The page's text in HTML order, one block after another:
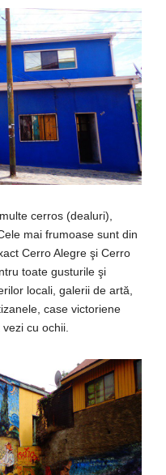
cerros (dealuri),
mai frumoase sunt din
Cerro Alegre şi Cerro
toate gusturile şi
locali, galerii de artă,
case victoriene
cu ochii.